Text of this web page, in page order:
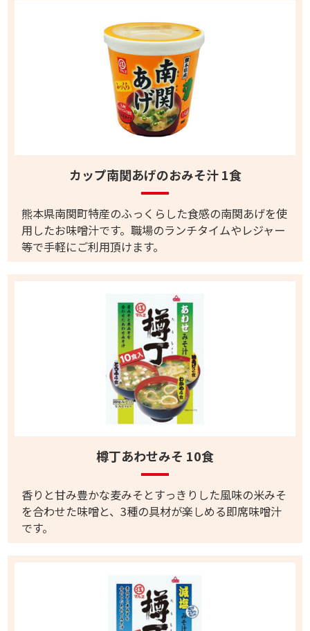
カップ南関あげのおみそ汁 1食
熊本県南関町特産のふっくらした食感の南関あげを使
用したお味噌汁です。職場のランチタイムやレジャー
等で手軽にご利用頂けます。
樽丁あわせみそ 10食
香りと甘み豊かな麦みそとすっきりした風味の米みそ
を合わせた味噌と、3種の具材が楽しめる即席味噌汁
です。